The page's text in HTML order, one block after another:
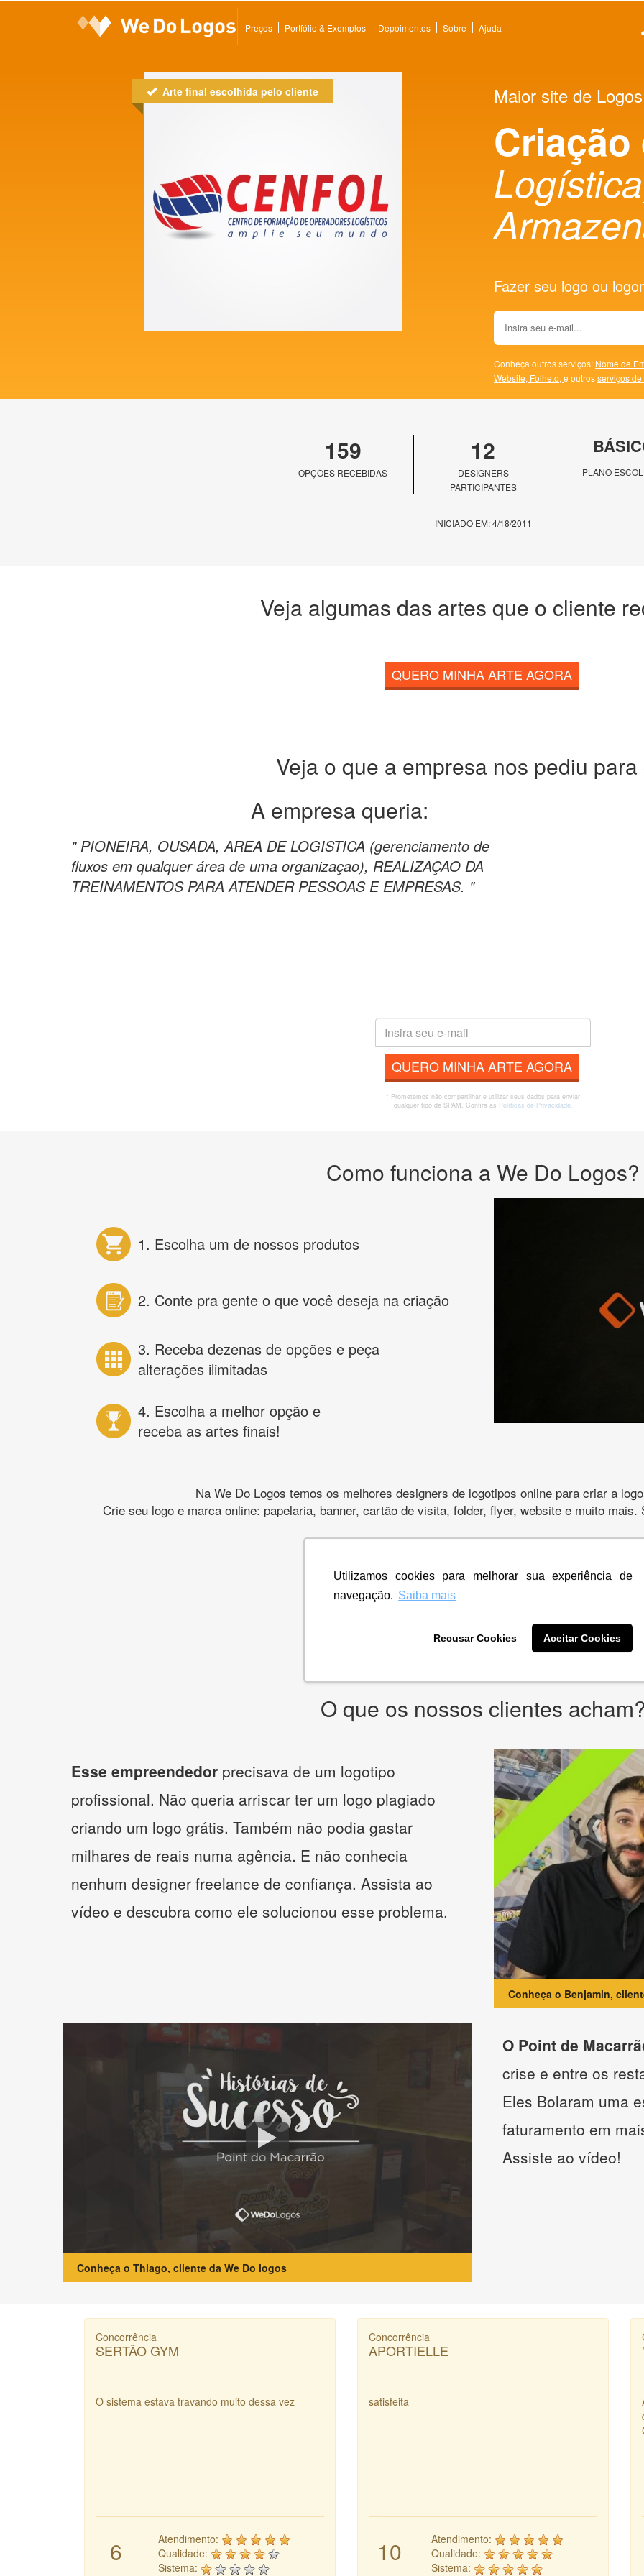
Utilizamos cookies para melhorar sua experiência de
navegação. Saiba mais
Recusar Cookies Aceitar Cookies
Preços Portfólio & Exemplos Depoimentos Sobre Ajuda
Arte final escolhida pelo cliente Maior site de
Criação
Fazer seu logo ou
Conheça outros serviços: Nome de
Website, Folheto, e outrosserviços
159
OPÇÕES RECEBIDAS
12
DESIGNERS
PARTICIPANTES
PLANO
INICIADO EM: 4/18/2011
Veja algumas das artes que o cliente
QUERO MINHA ARTE AGORA
Veja o que a empresa nos pediu para
A empresa queria:
" PIONEIRA, OUSADA, AREA DE LOGISTICA (gerenciamento de
fluxos em qualquer área de uma organizaçao), REALIZAÇAO DA
TREINAMENTOS PARA ATENDER PESSOAS E EMPRESAS. "
QUERO MINHA ARTE AGORA
* Prometemos não compartilhar e utilizar seus dados para enviar
qualquer tipo de SPAM. Confira as Políticas de Privacidade.
Como funciona a We Do Logos?
1. Escolha um de nossos produtos
2. Conte pra gente o que você deseja na criação
3. Receba dezenas de opções e peça
alterações ilimitadas
4. Escolha a melhor opção e
receba as artes finais!
Na We Do Logos temos os melhores designers de logotipos online para criar a
Crie seu logo e marca online: papelaria, banner, cartão de visita, folder, flyer, website e muito
CRIE SUA MARCA
* Prometemos não compartilhar e utilizar seus dados para enviar
qualquer tipo de SPAM. Confira asPolíticas de Privacidade.
O que os nossos clientes
Esse empreendedor precisava de um logotipo
profissional. Não queria arriscar ter um logo plagiado
criando um logo grátis. Também não podia gastar
milhares de reais numa agência. E não conhecia
nenhum designer freelance de confiança. Assista ao
vídeo e descubra como ele solucionou esse problema.
Conheça o Benjamin,
Conheça o Thiago, cliente da We Do logos
O Point de
crise e entre os
Eles Bolaram uma
faturamento em
Assiste ao vídeo!
Concorrência
SERTÃO GYM
O sistema estava travando muito dessa vez
6
Atendimento:
Qualidade:
Sistema:
Concorrência
APORTIELLE
satisfeita
10
Atendimento:
Qualidade:
Sistema: